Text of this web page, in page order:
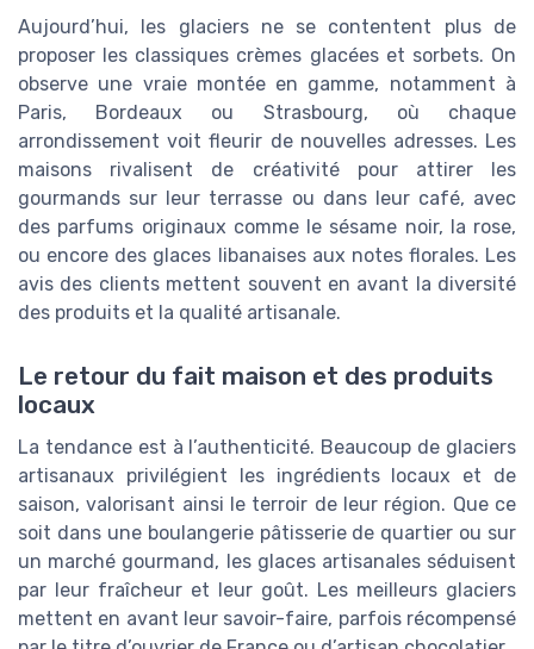
Aujourd’hui, les glaciers ne se contentent plus de
proposer les classiques crèmes glacées et sorbets. On
observe une vraie montée en gamme, notamment à
Paris, Bordeaux ou Strasbourg, où chaque
arrondissement voit fleurir de nouvelles adresses. Les
maisons rivalisent de créativité pour attirer les
gourmands sur leur terrasse ou dans leur café, avec
des parfums originaux comme le sésame noir, la rose,
ou encore des glaces libanaises aux notes florales. Les
avis des clients mettent souvent en avant la diversité
des produits et la qualité artisanale.
Le retour du fait maison et des produits
locaux
La tendance est à l’authenticité. Beaucoup de glaciers
artisanaux privilégient les ingrédients locaux et de
saison, valorisant ainsi le terroir de leur région. Que ce
soit dans une boulangerie pâtisserie de quartier ou sur
un marché gourmand, les glaces artisanales séduisent
par leur fraîcheur et leur goût. Les meilleurs glaciers
mettent en avant leur savoir-faire, parfois récompensé